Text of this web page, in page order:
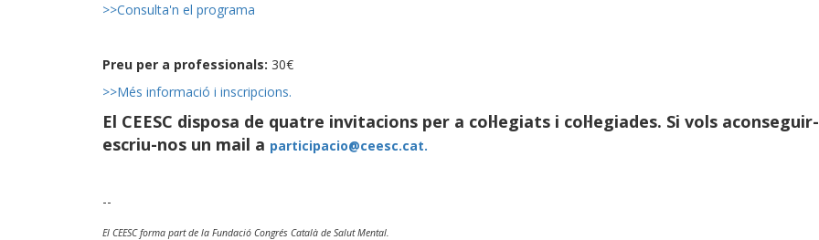
>>Consulta'n el programa
Preu per a professionals: 30€
>>Més informació i inscripcions.
El CEESC disposa de quatre invitacions per a col·legiats i col·legiades. Si vols
escriu-nos un mail a participacio@ceesc.cat.
--
El CEESC forma part de la Fundació Congrés Català de Salut Mental.